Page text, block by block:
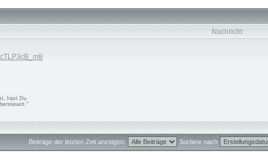
Nachricht
hast Du
Beiträge der letzten Zeit anzeigen: Sortiere nach